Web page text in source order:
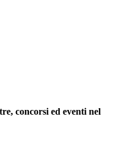
concorsi ed eventi nel